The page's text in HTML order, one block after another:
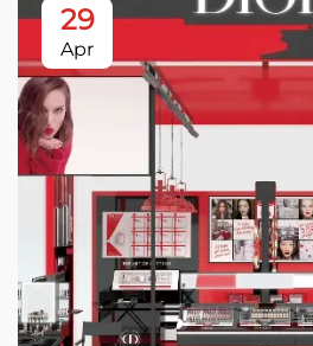
29
Apr